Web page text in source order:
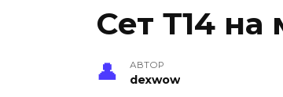
Сет Т14 на
АВТОР
dexwow